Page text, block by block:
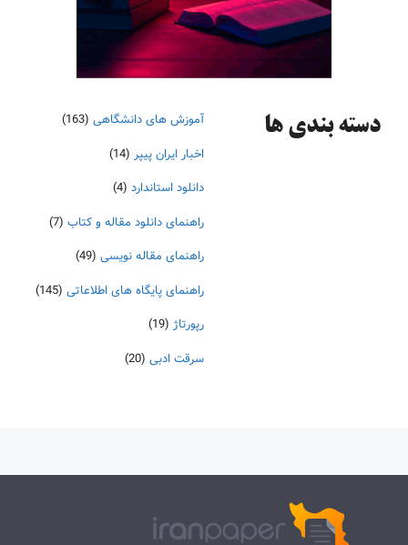
دسته‌ بندی ها آموزش های دانشگاهی (163)
اخبار ایران پیپر (14)
دانلود استاندارد (4)
راهنمای دانلود مقاله و کتاب (7)
راهنمای مقاله نویسی (49)
راهنمای پایگاه های اطلاعاتی (145)
رپورتاژ (19)
سرقت ادبی (20)